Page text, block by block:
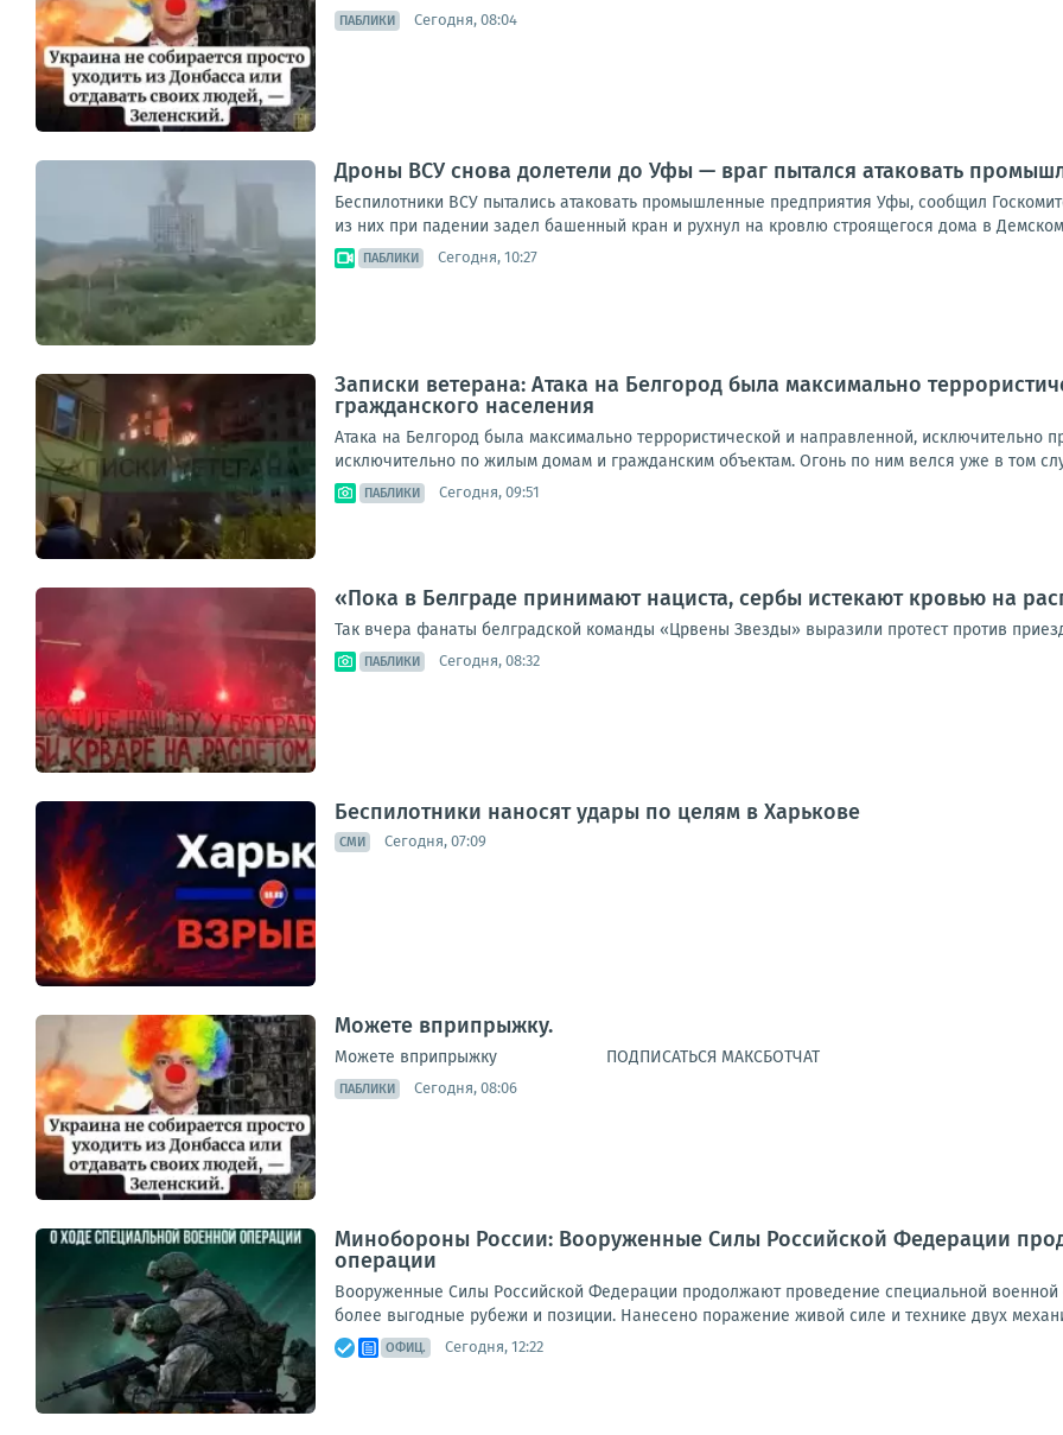
ПАБЛИКИ Сегодня, 08:04
Дроны ВСУ снова долетели до Уфы — враг пытался атаковать
Беспилотники ВСУ пытались атаковать промышленные предприятия Уфы, сообщил
из них при падении задел башенный кран и рухнул на кровлю строящегося дома в
ПАБЛИКИ Сегодня, 10:27
Записки ветерана: Атака на Белгород была максимально
гражданского населения
Атака на Белгород была максимально террористической и направленной, исключительно
исключительно по жилым домам и гражданским объектам. Огонь по ним велся уже в том
ПАБЛИКИ Сегодня, 09:51
«Пока в Белграде принимают нациста, сербы истекают кровью на
Так вчера фанаты белградской команды «Црвены Звезды» выразили протест против
ПАБЛИКИ Сегодня, 08:32
Беспилотники наносят удары по целям в Харькове
СМИ Сегодня, 07:09
Можете вприпрыжку.
Можете вприпрыжку ПОДПИСАТЬСЯ МАКСБОТЧАТ
ПАБЛИКИ Сегодня, 08:06
Минобороны России: Вооруженные Силы Российской Федерации
операции
Вооруженные Силы Российской Федерации продолжают проведение специальной
более выгодные рубежи и позиции. Нанесено поражение живой силе и технике двух
ОФИЦ. Сегодня, 12:22